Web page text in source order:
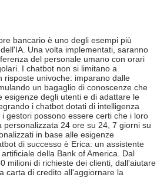
bancario è uno degli esempi più
Una volta implementati, saranno
del personale umano con orari
I chatbot non si limitano a
risposte univoche: imparano dalle
un bagaglio di conoscenze che
esigenze degli utenti e di adattare le
i chatbot dotati di intelligenza
gestori possono essere certi che i loro
personalizzata 24 ore su 24, 7 giorni su
in base alle esigenze
di successo è Erica: un assistente
della Bank of America. Dal
milioni di richieste dei clienti, dall'aiutare
carta di credito all'aggiornare la